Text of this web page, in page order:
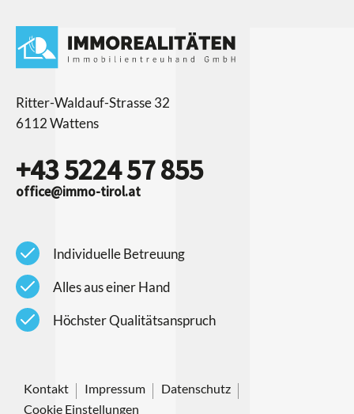
Ritter-Waldauf-Strasse 32
6112 Wattens
+43 5224 57 855
office@immo-tirol.at
check Individuelle Betreuung
check Alles aus einer Hand
check Höchster Qualitätsanspruch
Kontakt Impressum
Datenschutz
Cookie Einstellungen